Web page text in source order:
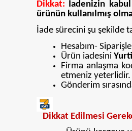
Dikkat: İadenizin
ürünün kullanılmış
İade sürecini şu şekilde
Hesabım-
Ürün iadesini
Firma anlaşma
etmeniz yeterlidir.
Gönderim
Dikkat Edilmesi